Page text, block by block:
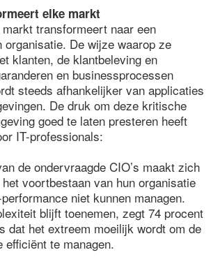
elke markt
transformeert naar een
organisatie. De wijze waarop ze
klanten, de klantbeleving en
en businessprocessen
steeds afhankelijker van applicaties
De druk om deze kritische
goed te laten presteren heeft
IT-professionals:
de ondervraagde CIO’s maakt zich
voortbestaan van hun organisatie
niet kunnen managen.
blijft toenemen, zegt 74 procent
dat het extreem moeilijk wordt om de
efficiënt te managen.